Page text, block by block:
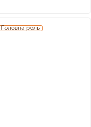
Головна роль